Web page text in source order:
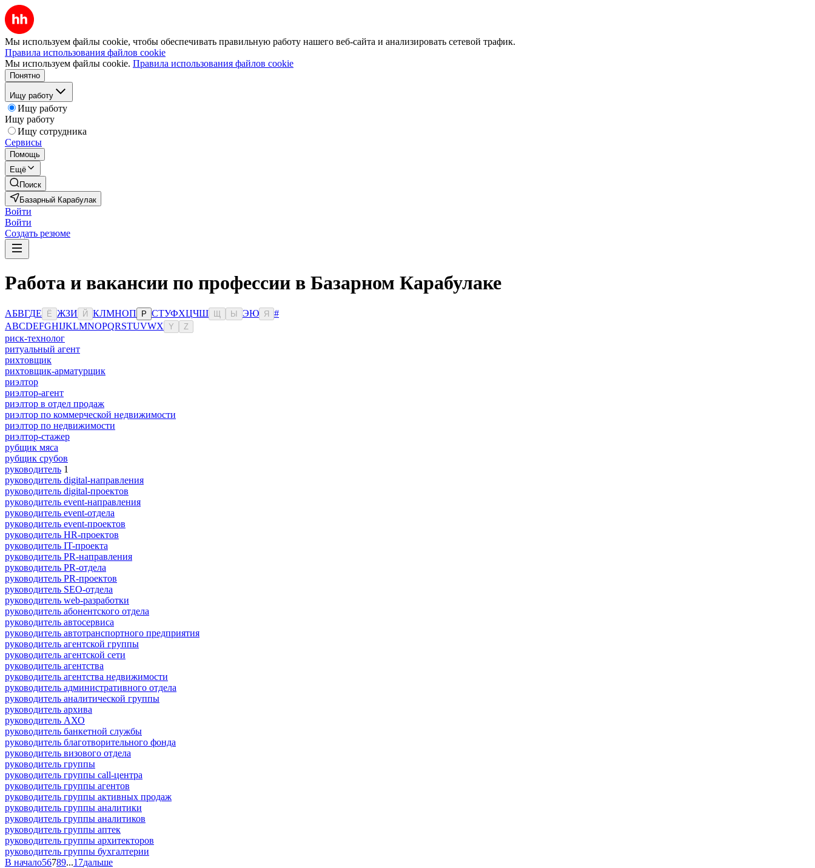
Мы используем файлы cookie, чтобы обеспечивать правильную работу нашего веб-сайта и анализировать сетевой трафик.
Правила использования файлов cookie
Мы используем файлы cookie. Правила использования файлов cookie
Понятно
Ищу работу
Ищу работу
Ищу работу
Ищу сотрудника
Сервисы
Помощь
Ещё
Поиск
Базарный Карабулак
Войти
Войти
Создать резюме
Работа и вакансии по профессии в Базарном Карабулаке
АБВГДЕ Ё ЖЗИ Й КЛМНОП Р СТУФХЦЧШ Ы ЭЮ Я
#
ABCDEFGHIJKLMNOPQRSTUVWX Y Z
риск-технолог
ритуальный агент
рихтовщик
рихтовщик-арматурщик
риэлтор
риэлтор-агент
риэлтор в отдел продаж
риэлтор по коммерческой недвижимости
риэлтор по недвижимости
риэлтор-стажер
рубщик мяса
рубщик срубов
руководитель 1
руководитель digital-направления
руководитель digital-проектов
руководитель event-направления
руководитель event-отдела
руководитель event-проектов
руководитель HR-проектов
руководитель IT-проекта
руководитель PR-направления
руководитель PR-отдела
руководитель PR-проектов
руководитель SEO-отдела
руководитель web-разработки
руководитель абонентского отдела
руководитель автосервиса
руководитель автотранспортного предприятия
руководитель агентской группы
руководитель агентской сети
руководитель агентства
руководитель агентства недвижимости
руководитель административного отдела
руководитель аналитической группы
руководитель архива
руководитель АХО
руководитель банкетной службы
руководитель благотворительного фонда
руководитель визового отдела
руководитель группы
руководитель группы call-центра
руководитель группы агентов
руководитель группы активных продаж
руководитель группы аналитики
руководитель группы аналитиков
руководитель группы аптек
руководитель группы архитекторов
руководитель группы бухгалтерии
В начало56789...17дальше